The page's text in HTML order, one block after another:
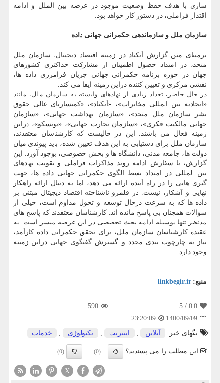
سازی با هدف حفظ وضعیت موجود در عرصه بین الملل و ادامه
اقتدار فراملی، در دستور کار خواهد بود.
سازمان ملل و سازماندهی حکمرانی جهانی داده
برمبنای متن گزارش آنکتاد در زمینه اقتصاد دیجیتال، سازمان ملل
متحد، در امتداد حصول اطمینان از مشارکت حداکثری کشورهای
جهان در حوزه برنامه حکمرانی جهانی جریان فرامرزی داده ها،
نقشی مرکزی و تعیین کننده دراین زمینه ایفا می کند.
در حال حاضر، تعداد زیادی از نهادهای وابسته به سازمان ملل، مانند
«اتحادیه بین المللی مخابرات»، «آنکتاد»، «کمیساریای عالی حقوق
بشر سازمان ملل متحد»، «سازمان بهداشت جهانی»، «سازمان
جهانی مالکیت فکری»، «سازمان تجارت جهانی»، «یونسکو»، دراین
زمینه فعال می باشند. این در حالیست که کارشناسان معتقدند،
سازمان ملل برای دستیابی به این هدف تعیین شده، باید پیوندی میان
دولت ها، جامعه مدنی، دانشگاه ها و بخش خصوصی، بوجود آورد. این
گزارش، با سفارش ادامه روند مذاکرات فراملی و تقویت نهادهای
بین المللی در امتداد بسط الگوی حکمرانی جهانی داده ها، جهت
گیری هایی را در راه آینده ارائه می دهد، اما به دنبال ارائه راهکار
نهایی و آشکار، نیست. در قلمرو ناشناخته اقتصاد دیجیتال مبتنی بر
داده ها که به سرعت درحال توسعه و تحول مداوم است، خیلی از
سوالات همچنان بی پاسخ مانده اند. کارشناسان معتقدند که پاسخ های
مدنظر تنها بوسیله ادامه بحث تحصصی در این عرصه میسر است. به
عقیده کارشناسان سازمان ملل، برای تحقق حکمرانی داده کارآمد،
نیاز به چارچوب بندی مجدد و گسترش گفتگوی جهانی دراین زمینه
وجود دارد.
منبع: linkbegir.ir
0.0
/ 5
590
1400/09/09
23:20:09
تگهای خبر:
آنلاین , اینترنت , تكنولوژی , خدمات
این مطلب را می پسندید؟ (0)
(0)
X